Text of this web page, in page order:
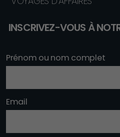
INSCRIVEZ-VOUS À
Prénom ou nom complet
Email